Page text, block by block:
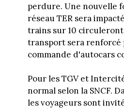
perdure. Une nouvelle
réseau TER sera
trains sur 10
transport sera renforcé
commande d'autocars
Pour les TGV et
normal selon la SNCF.
les voyageurs sont